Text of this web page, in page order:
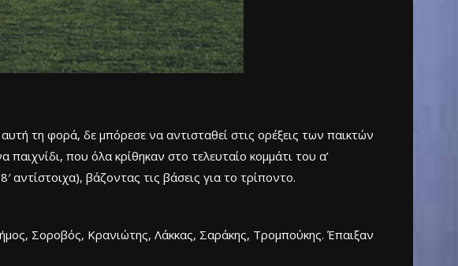
τη φορά, δε μπόρεσε να αντισταθεί στις ορέξεις των παικτών
που όλα κρίθηκαν στο τελευταίο κομμάτι του α’
βάζοντας τις βάσεις για το τρίποντο.
Σοροβός, Κρανιώτης, Λάκκας, Σαράκης, Τρομπούκης. Έπαιξαν